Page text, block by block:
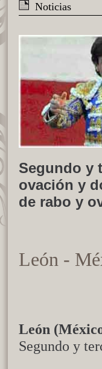
Noticias
Segundo y
ovación y
de rabo y
León -
León
Segundo y